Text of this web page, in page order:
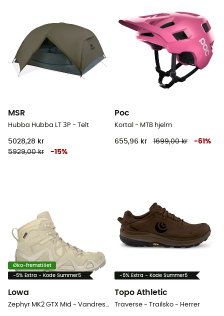
MSR
Hubba Hubba LT 3P - Telt
5028,28 kr
5929,00 kr
-15%
Poc
Kortal - MTB hjelm
655,96 kr 1699,00 kr -61 %
Øko-fremstillet
-5% Extra - Kode Summer5
Lowa
Zephyr MK2 GTX Mid - Vandresko
-5% Extra - Kode Summer5
Topo Athletic
Traverse - Trailsko - Herrer